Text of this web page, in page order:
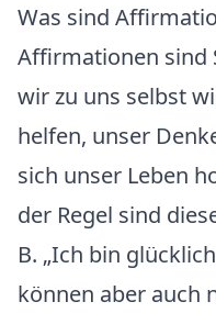
Was sind
Affirmationen sind
wir zu uns selbst
helfen, unser
sich unser Leben
der Regel sind
B. „Ich bin
können aber auch